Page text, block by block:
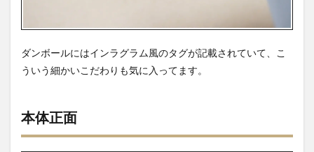
ダンボールにはインラグラム風のタグが記載されていて、こ
ういう細かいこだわりも気に入ってます。
本体正面